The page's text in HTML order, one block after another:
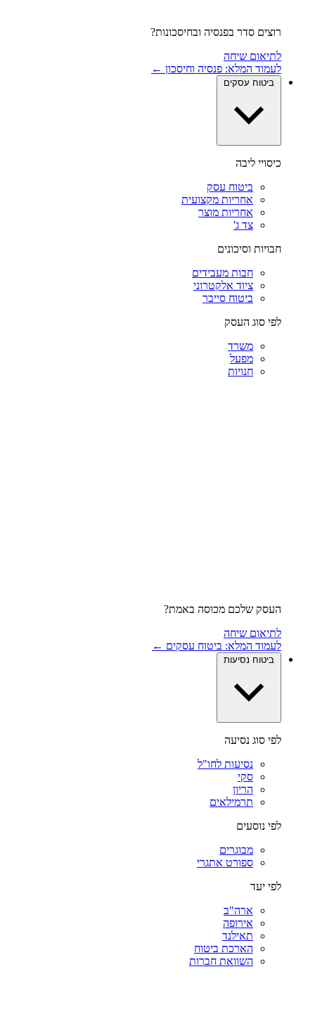
רוצים סדר בפנסיה ובחיסכונות?
לתיאום שיחה
לעמוד המלא: פנסיה וחיסכון ←
ביטוח עסקים
כיסויי ליבה
ביטוח עסק
אחריות מקצועית
אחריות מוצר
צד ג'
חבויות וסיכונים
חבות מעבידים
ציוד אלקטרוני
ביטוח סייבר
לפי סוג העסק
משרד
מפעל
חנויות
העסק שלכם מכוסה באמת?
לתיאום שיחה
לעמוד המלא: ביטוח עסקים ←
ביטוח נסיעות
לפי סוג נסיעה
נסיעות לחו"ל
סקי
הריון
תרמילאים
לפי נוסעים
מבוגרים
ספורט אתגרי
לפי יעד
ארה"ב
אירופה
תאילנד
הארכת ביטוח
השוואת חברות